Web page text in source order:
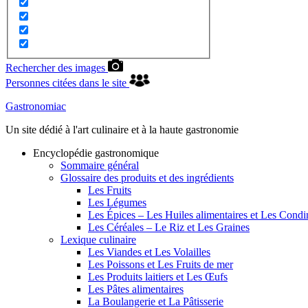
Rechercher des images
Personnes citées dans le site
Gastronomiac
Un site dédié à l'art culinaire et à la haute gastronomie
Encyclopédie gastronomique
Sommaire général
Glossaire des produits et des ingrédients
Les Fruits
Les Légumes
Les Épices – Les Huiles alimentaires et Les
Les Céréales – Le Riz et Les Graines
Lexique culinaire
Les Viandes et Les Volailles
Les Poissons et Les Fruits de mer
Les Produits laitiers et Les Œufs
Les Pâtes alimentaires
La Boulangerie et La Pâtisserie